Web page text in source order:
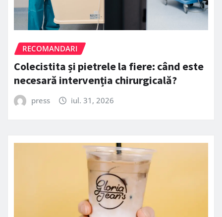
RECOMANDARI
Colecistita și pietrele la fiere: când este
necesară intervenția chirurgicală?
press iul. 31, 2026